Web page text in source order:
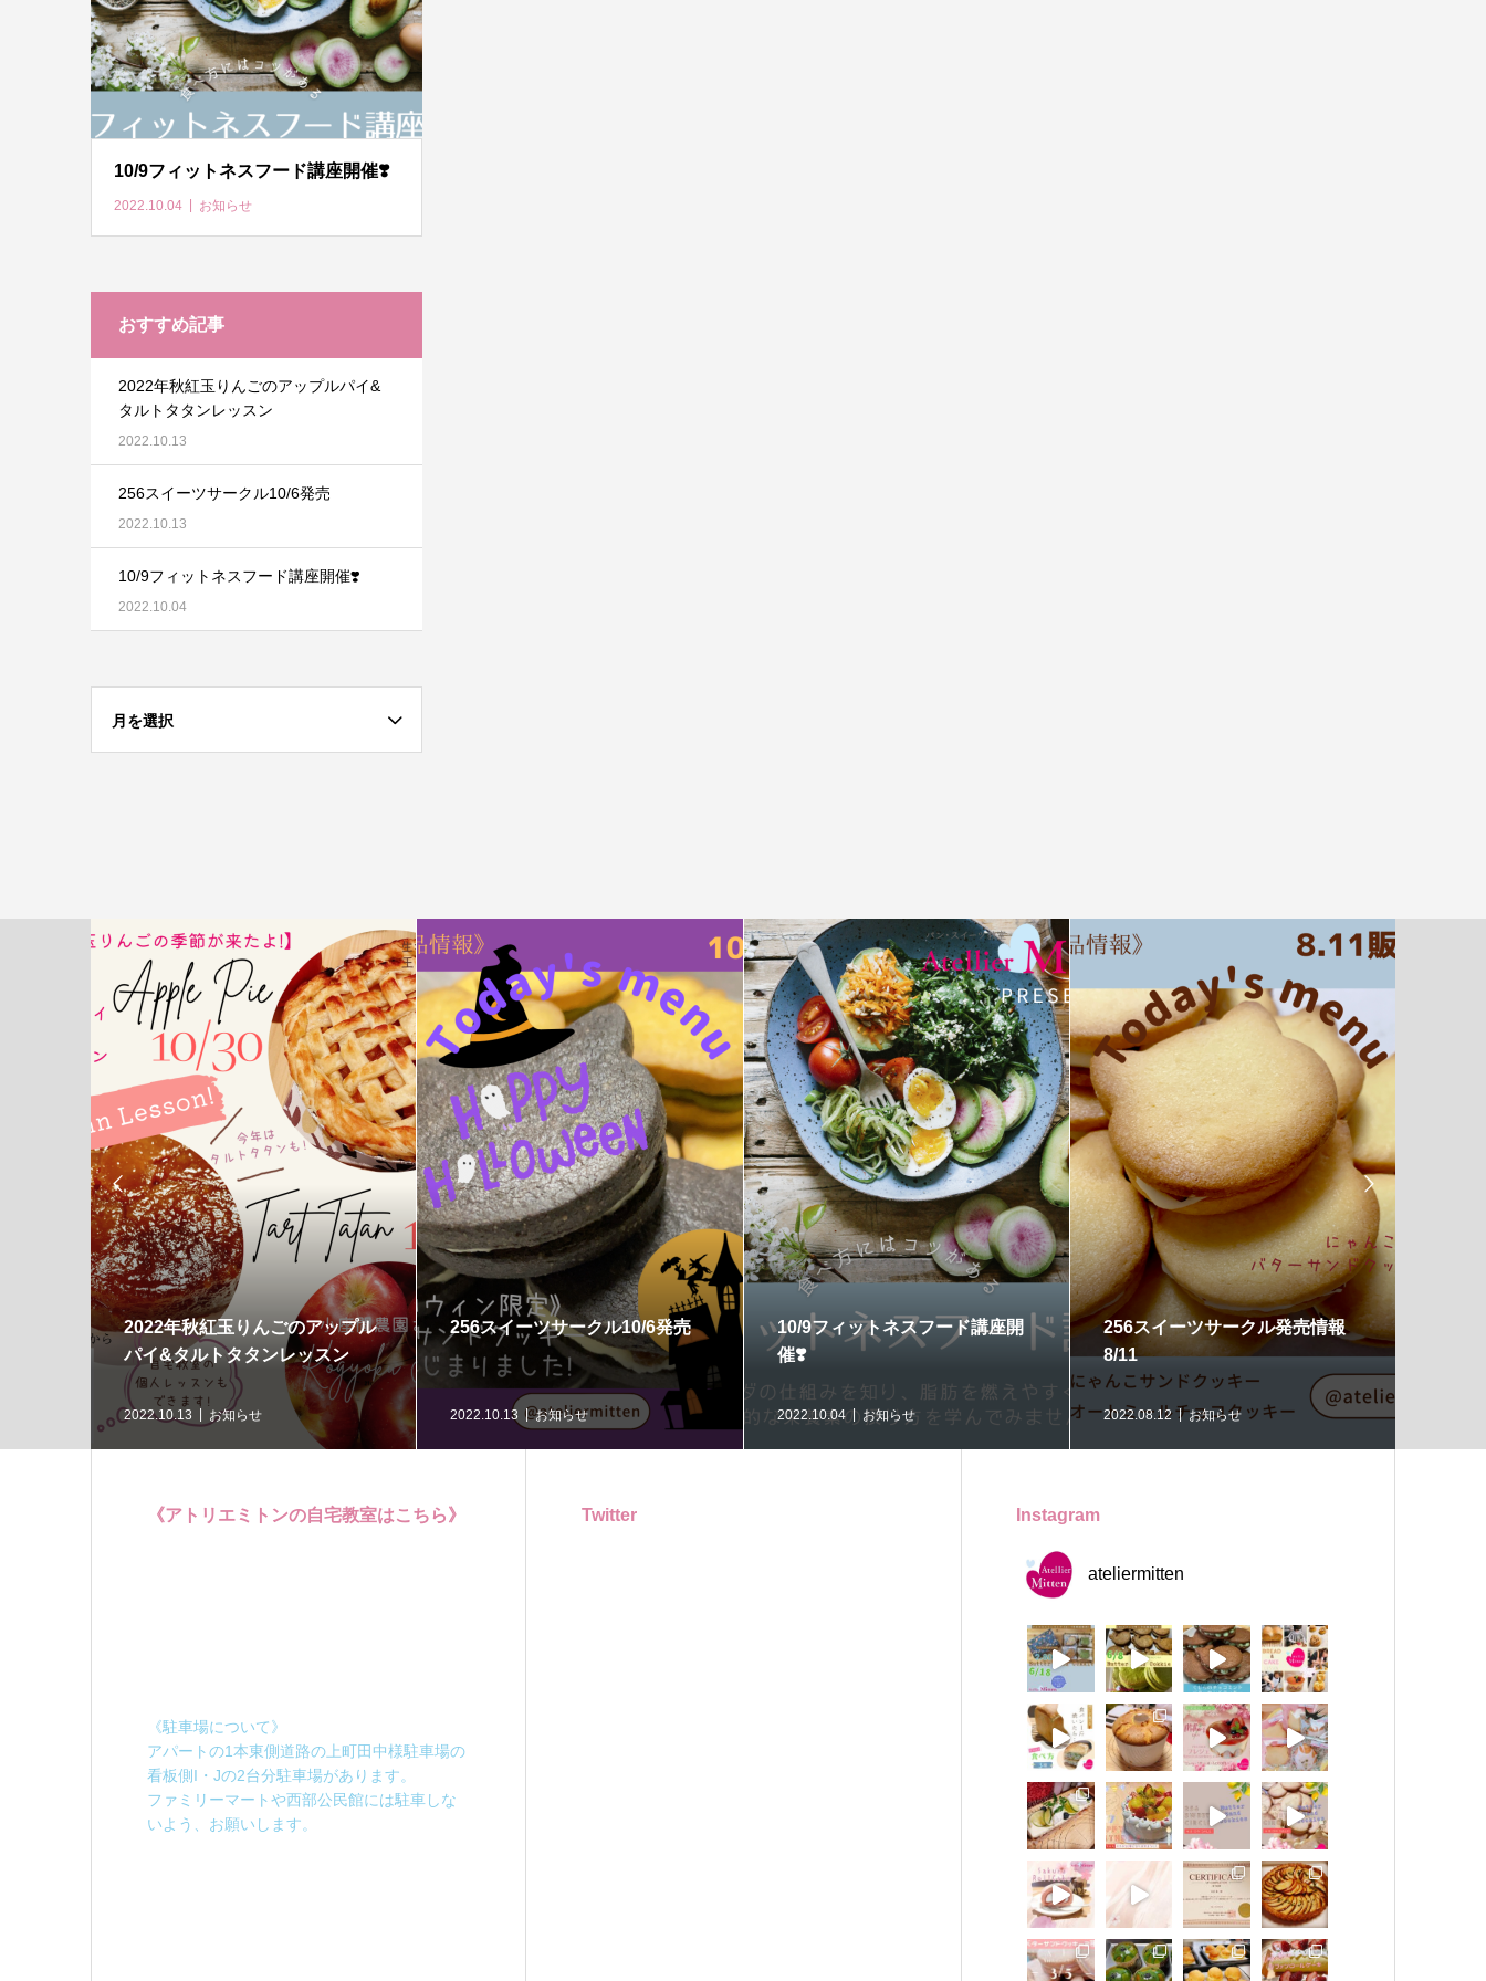
10/9フィットネスフード講座開催❣️
2022.10.04 お知らせ
おすすめ記事
2022年秋紅玉りんごのアップルパイ&
タルトタタンレッスン
2022.10.13
256スイーツサークル10/6発売
2022.10.13
10/9フィットネスフード講座開催❣️
2022.10.04
月を選択

2022年秋紅玉りんごのアップル
パイ&タルトタタンレッスン
2022.10.13 お知らせ
256スイーツサークル10/6発売
2022.10.13 お知らせ
10/9フィットネスフード講座開
催❣️
2022.10.04 お知らせ
256スイーツサークル発売情報
8/11
2022.08.12 お知らせ

《アトリエミトンの自宅教室はこちら》
《駐車場について》
アパートの1本東側道路の上町田中様駐車場の
看板側I・Jの2台分駐車場があります。
ファミリーマートや西部公民館には駐車しな
いよう、お願いします。
Twitter Instagram
ateliermitten